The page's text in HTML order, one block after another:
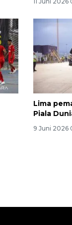
Lima
Piala
9 Juni 2026